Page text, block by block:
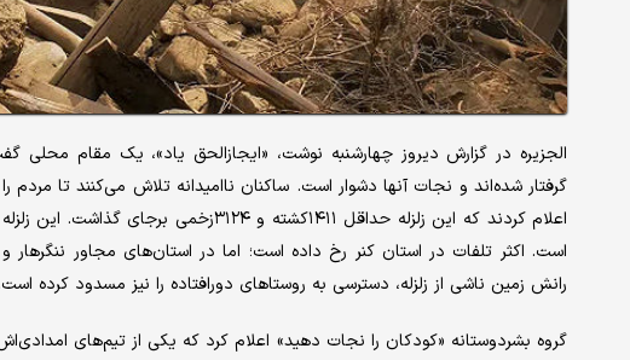
الجزیره در گزارش دیروز چهارشنبه نوشت، «ایجازالحق یاد»، یک مقام محلی
گرفتار شده‌اند و نجات آنها دشوار است. ساکنان ناامیدانه تلاش می‌کنند تا
اعلام کردند که این زلزله حداقل ۱۴۱۱کشته و
است. اکثر تلفات در استان کنر رخ داده است؛ اما در استان‌های مجاور
رانش زمین ناشی از زلزله، دسترسی به روستاهای دورافتاده را نیز مسدود کرده